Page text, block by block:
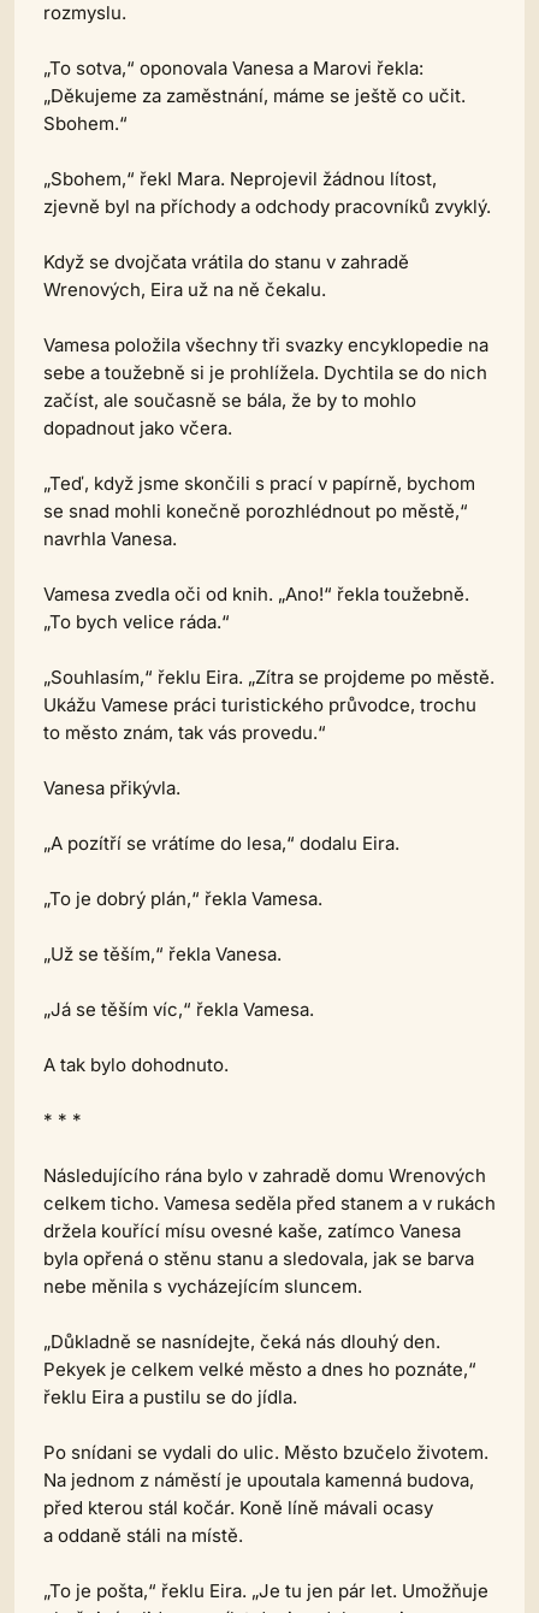
rozmyslu.
„To sotva,“ oponovala Vanesa a Marovi řekla:
„Děkujeme za zaměstnání, máme se ještě co učit.
Sbohem.“
„Sbohem,“ řekl Mara. Neprojevil žádnou lítost,
zjevně byl na příchody a odchody pracovníků zvyklý.
Když se dvojčata vrátila do stanu v zahradě
Wrenových, Eira už na ně čekalu.
Vamesa položila všechny tři svazky encyklopedie na
sebe a toužebně si je prohlížela. Dychtila se do nich
začíst, ale současně se bála, že by to mohlo
dopadnout jako včera.
„Teď, když jsme skončili s prací v papírně, bychom
se snad mohli konečně porozhlédnout po městě,“
navrhla Vanesa.
Vamesa zvedla oči od knih. „Ano!“ řekla toužebně.
„To bych velice ráda.“
„Souhlasím,“ řeklu Eira. „Zítra se projdeme po městě.
Ukážu Vamese práci turistického průvodce, trochu
to město znám, tak vás provedu.“
Vanesa přikývla.
„A pozítří se vrátíme do lesa,“ dodalu Eira.
„To je dobrý plán,“ řekla Vamesa.
„Už se těším,“ řekla Vanesa.
„Já se těším víc,“ řekla Vamesa.
A tak bylo dohodnuto.
* * *
Následujícího rána bylo v zahradě domu Wrenových
celkem ticho. Vamesa seděla před stanem a v rukách
držela kouřící mísu ovesné kaše, zatímco Vanesa
byla opřená o stěnu stanu a sledovala, jak se barva
nebe měnila s vycházejícím sluncem.
„Důkladně se nasnídejte, čeká nás dlouhý den.
Pekyek je celkem velké město a dnes ho poznáte,“
řeklu Eira a pustilu se do jídla.
Po snídani se vydali do ulic. Město bzučelo životem.
Na jednom z náměstí je upoutala kamenná budova,
před kterou stál kočár. Koně líně mávali ocasy
a oddaně stáli na místě.
„To je pošta,“ řeklu Eira. „Je tu jen pár let. Umožňuje